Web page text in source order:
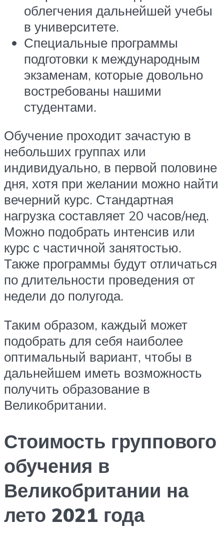
облегчения дальнейшей учебы
в университете.
Специальные программы
подготовки к международным
экзаменам, которые довольно
востребованы нашими
студентами.
Обучение проходит зачастую в
небольших группах или
индивидуально, в первой половине
дня, хотя при желании можно найти
вечерний курс. Стандартная
нагрузка составляет 20 часов/нед.
Можно подобрать интенсив или
курс с частичной занятостью.
Также программы будут отличаться
по длительности проведения от
недели до полугода.
Таким образом, каждый может
подобрать для себя наиболее
оптимальный вариант, чтобы в
дальнейшем иметь возможность
получить образование в
Великобритании.
Стоимость группового
обучения в
Великобритании на
лето 2021 года